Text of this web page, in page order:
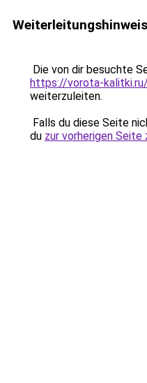
Weiterleitungshinweis
Die von dir besuchte
https://vorota-
weiterzuleiten.
Falls du diese Seite
du zur vorherigen Seite